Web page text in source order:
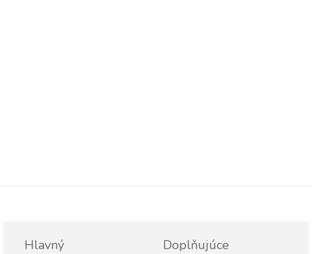
Hlavný Doplňujúce